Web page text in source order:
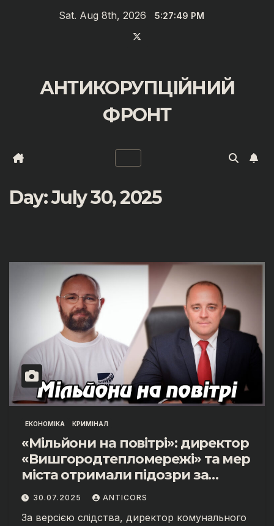
Sat. Aug 8th, 2026 5:27:49 PM
АНТИКОРУПЦІЙНИЙ
ФРОНТ
Day:July 30, 2025
ЕКОНОМІКА КРИМІНАЛ
«Мільйони на повітрі»: директор
«Вишгородтепломережі» та мер
міста отримали підозри за
масштабні оборудки
30.07.2025 ANTICORS
За версією слідства, директор комунального